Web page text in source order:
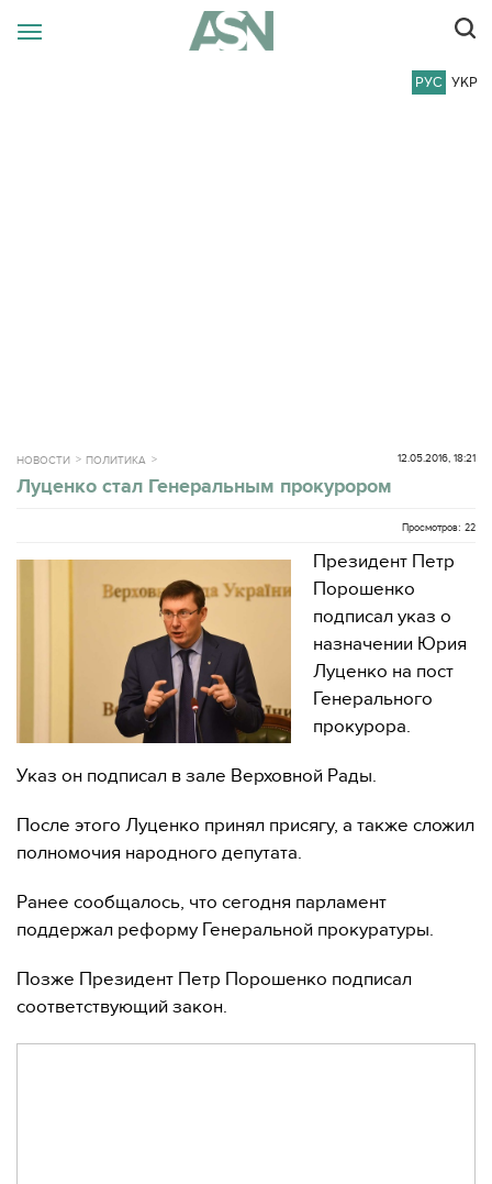
РУС УКР
НОВОСТИ ПОЛИТИКА 12.05.2016, 18:21
Луценко стал Генеральным прокурором
Просмотров: 22
Президент Петр
Порошенко
подписал указ о
назначении Юрия
Луценко на пост
Генерального
прокурора.
Указ он подписал в зале Верховной Рады.
После этого Луценко принял присягу, а также сложил
полномочия народного депутата.
Ранее сообщалось, что сегодня парламент
поддержал реформу Генеральной прокуратуры.
Позже Президент Петр Порошенко подписал
соответствующий закон.